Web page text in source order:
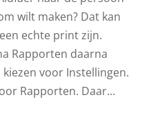
wilt maken? Dat kan
echte print zijn.
Rapporten daarna
voor Instellingen.
Rapporten. Daar...